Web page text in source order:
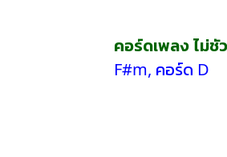
คอร์ดเพลง ไม่
F#m, คอร์ด D